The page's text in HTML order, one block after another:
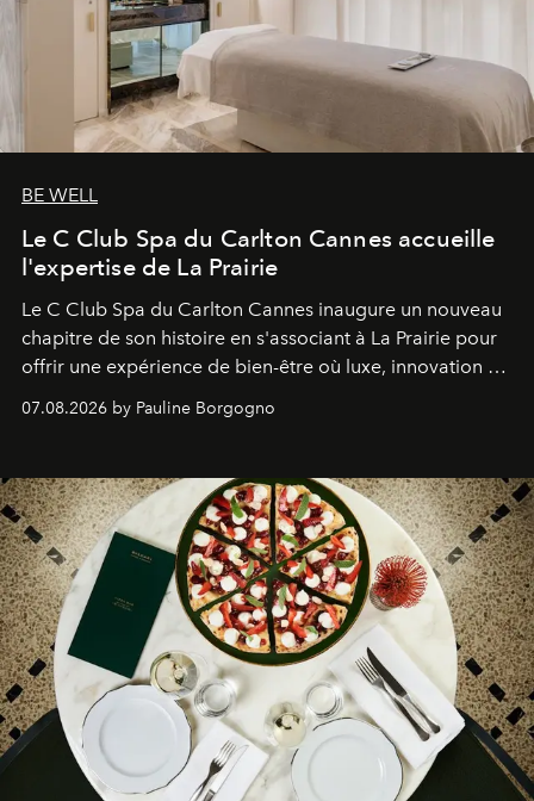
BE WELL
Le C Club Spa du Carlton Cannes accueille
l'expertise de La Prairie
Le C Club Spa du Carlton Cannes inaugure un nouveau
chapitre de son histoire en s'associant à La Prairie pour
offrir une expérience de bien-être où luxe, innovation et
expertise se rencontrent.
07.08.2026 by Pauline Borgogno